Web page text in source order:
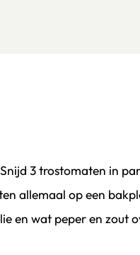
3 trostomaten in
allemaal op een
en wat peper en zout